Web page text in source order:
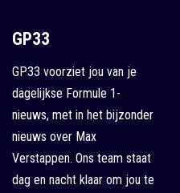
GP33
GP33 voorziet jou van je
dagelijkse Formule 1-
nieuws, met in het bijzonder
nieuws over Max
Verstappen. Ons team staat
dag en nacht klaar om jou te